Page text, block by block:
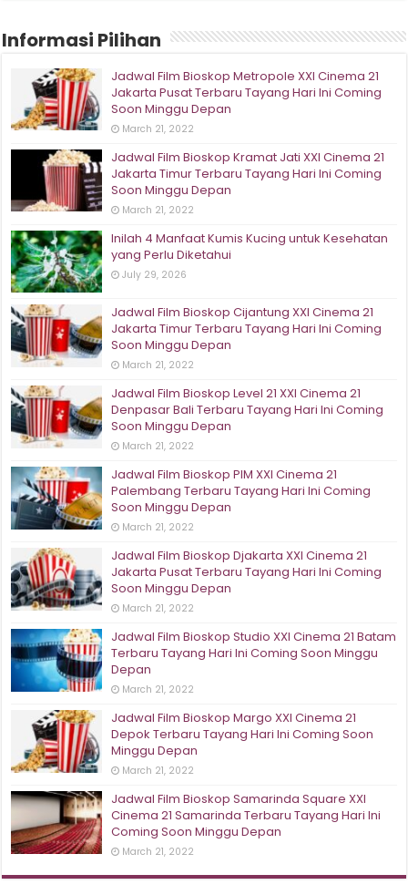
Informasi Pilihan
Jadwal Film Bioskop Metropole XXI Cinema 21
Jakarta Pusat Terbaru Tayang Hari Ini Coming
Soon Minggu Depan
March 21, 2022
Jadwal Film Bioskop Kramat Jati XXI Cinema 21
Jakarta Timur Terbaru Tayang Hari Ini Coming
Soon Minggu Depan
March 21, 2022
Inilah 4 Manfaat Kumis Kucing untuk Kesehatan
yang Perlu Diketahui
July 29, 2026
Jadwal Film Bioskop Cijantung XXI Cinema 21
Jakarta Timur Terbaru Tayang Hari Ini Coming
Soon Minggu Depan
March 21, 2022
Jadwal Film Bioskop Level 21 XXI Cinema 21
Denpasar Bali Terbaru Tayang Hari Ini Coming
Soon Minggu Depan
March 21, 2022
Jadwal Film Bioskop PIM XXI Cinema 21
Palembang Terbaru Tayang Hari Ini Coming
Soon Minggu Depan
March 21, 2022
Jadwal Film Bioskop Djakarta XXI Cinema 21
Jakarta Pusat Terbaru Tayang Hari Ini Coming
Soon Minggu Depan
March 21, 2022
Jadwal Film Bioskop Studio XXI Cinema 21 Batam
Terbaru Tayang Hari Ini Coming Soon Minggu
Depan
March 21, 2022
Jadwal Film Bioskop Margo XXI Cinema 21
Depok Terbaru Tayang Hari Ini Coming Soon
Minggu Depan
March 21, 2022
Jadwal Film Bioskop Samarinda Square XXI
Cinema 21 Samarinda Terbaru Tayang Hari Ini
Coming Soon Minggu Depan
March 21, 2022